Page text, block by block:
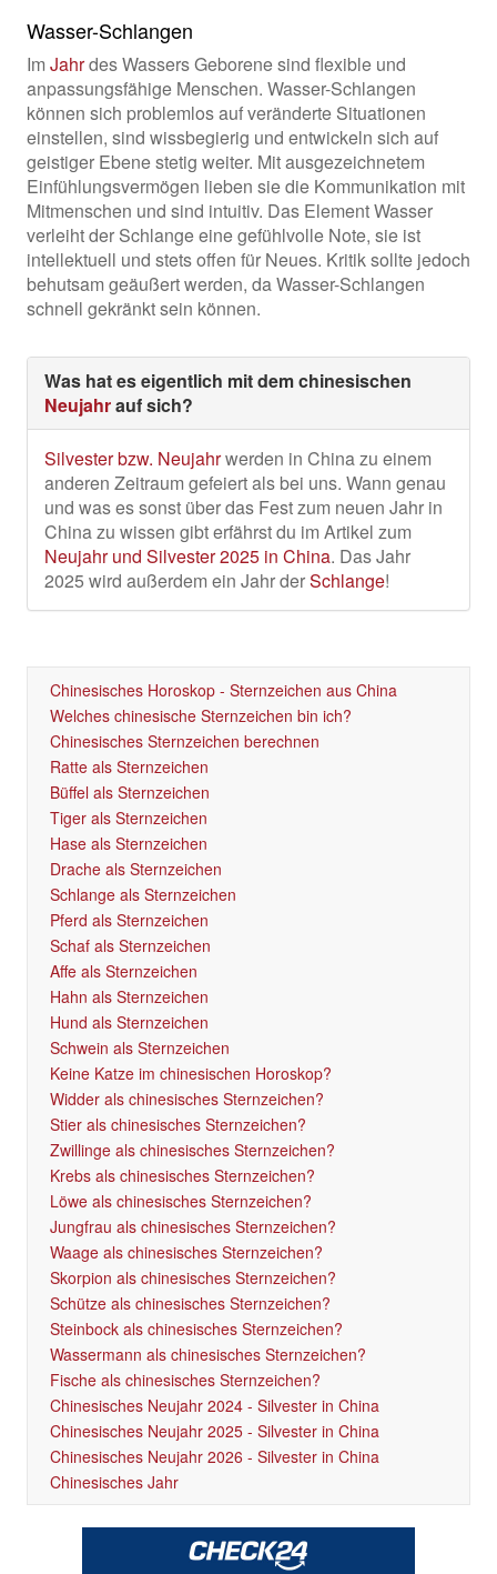
Wasser-Schlangen
Im Jahrdes Wassers Geborene sind flexible und
anpassungsfähige Menschen. Wasser-Schlangen
können sich problemlos auf veränderte Situationen
einstellen, sind wissbegierig und entwickeln sich auf
geistiger Ebene stetig weiter. Mit ausgezeichnetem
Einfühlungsvermögen lieben sie die Kommunikation mit
Mitmenschen und sind intuitiv. Das Element Wasser
verleiht der Schlange eine gefühlvolle Note, sie ist
intellektuell und stets offen für Neues. Kritik sollte jedoch
behutsam geäußert werden, da Wasser-Schlangen
schnell gekränkt sein können.
Was hat es eigentlich mit dem chinesischen
Neujahrauf sich?
Silvester bzw. Neujahrwerden in China zu einem
anderen Zeitraum gefeiert als bei uns. Wann genau
und was es sonst über das Fest zum neuen Jahr in
China zu wissen gibt erfährst du im Artikel zum
Neujahr und Silvester 2025 in China. Das Jahr
2025 wird außerdem ein Jahr derSchlange!
Chinesisches Horoskop - Sternzeichen aus China
Welches chinesische Sternzeichen bin ich?
Chinesisches Sternzeichen berechnen
Ratte als Sternzeichen
Büffel als Sternzeichen
Tiger als Sternzeichen
Hase als Sternzeichen
Drache als Sternzeichen
Schlange als Sternzeichen
Pferd als Sternzeichen
Schaf als Sternzeichen
Affe als Sternzeichen
Hahn als Sternzeichen
Hund als Sternzeichen
Schwein als Sternzeichen
Keine Katze im chinesischen Horoskop?
Widder als chinesisches Sternzeichen?
Stier als chinesisches Sternzeichen?
Zwillinge als chinesisches Sternzeichen?
Krebs als chinesisches Sternzeichen?
Löwe als chinesisches Sternzeichen?
Jungfrau als chinesisches Sternzeichen?
Waage als chinesisches Sternzeichen?
Skorpion als chinesisches Sternzeichen?
Schütze als chinesisches Sternzeichen?
Steinbock als chinesisches Sternzeichen?
Wassermann als chinesisches Sternzeichen?
Fische als chinesisches Sternzeichen?
Chinesisches Neujahr 2024 - Silvester in China
Chinesisches Neujahr 2025 - Silvester in China
Chinesisches Neujahr 2026 - Silvester in China
Chinesisches Jahr